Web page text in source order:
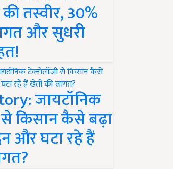
तस्वीर, 30%
और सुधरी
जायटॉनिक
किसान कैसे बढ़ा
और घटा रहे हैं